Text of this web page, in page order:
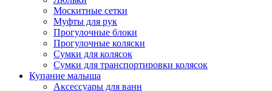
Москитные сетки
Муфты для рук
Прогулочные блоки
Прогулочные коляски
Сумки для колясок
Сумки для транспортировки колясок
Купание малыша
Аксессуары для ванн